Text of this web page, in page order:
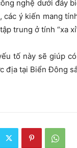
nghệ dưới đáy
các ý kiến mang
trung ở tính “xa
tố này sẽ giúp
địa tại Biển Đông